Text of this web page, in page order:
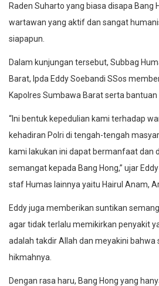
Raden Suharto yang biasa disapa Bang
wartawan yang aktif dan sangat
siapapun.
Dalam kunjungan tersebut, Subbag
Barat, Ipda Eddy Soebandi SSos
Kapolres Sumbawa Barat serta bantuan
“Ini bentuk kepedulian kami terhadap
kehadiran Polri di tengah-tengah
kami lakukan ini dapat bermanfaat dan
semangat kepada Bang Hong,” ujar
staf Humas lainnya yaitu Hairul Anam,
Eddy juga memberikan suntikan
agar tidak terlalu memikirkan penyakit
adalah takdir Allah dan meyakini bahwa
hikmahnya.
Dengan rasa haru, Bang Hong yang